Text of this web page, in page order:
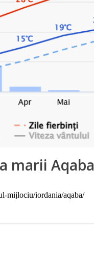
marii Aqaba
mijlociu/iordania/aqaba/